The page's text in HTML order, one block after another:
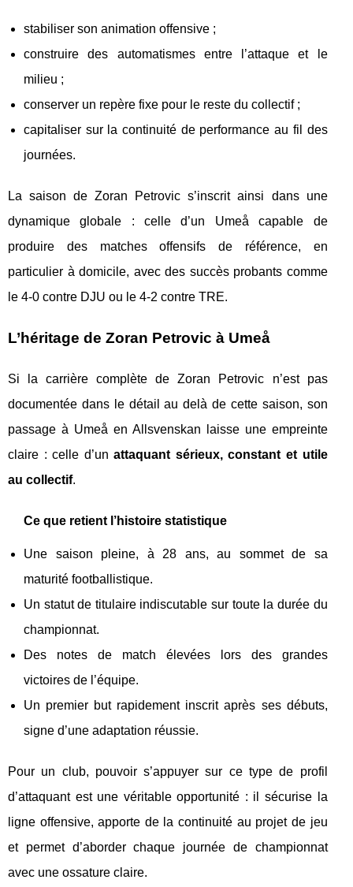
stabiliser son animation offensive ;
construire des automatismes entre l’attaque et le
milieu ;
conserver un repère fixe pour le reste du collectif ;
capitaliser sur la continuité de performance au fil des
journées.
La saison de Zoran Petrovic s’inscrit ainsi dans une
dynamique globale : celle d’un Umeå capable de
produire des matches offensifs de référence, en
particulier à domicile, avec des succès probants comme
le 4-0 contre DJU ou le 4-2 contre TRE.
L’héritage de Zoran Petrovic à Umeå
Si la carrière complète de Zoran Petrovic n’est pas
documentée dans le détail au delà de cette saison, son
passage à Umeå en Allsvenskan laisse une empreinte
claire : celle d’unattaquant sérieux, constant et utile
au collectif.
Ce que retient l’histoire statistique
Une saison pleine, à 28 ans, au sommet de sa
maturité footballistique.
Un statut de titulaire indiscutable sur toute la durée du
championnat.
Des notes de match élevées lors des grandes
victoires de l’équipe.
Un premier but rapidement inscrit après ses débuts,
signe d’une adaptation réussie.
Pour un club, pouvoir s’appuyer sur ce type de profil
d’attaquant est une véritable opportunité : il sécurise la
ligne offensive, apporte de la continuité au projet de jeu
et permet d’aborder chaque journée de championnat
avec une ossature claire.